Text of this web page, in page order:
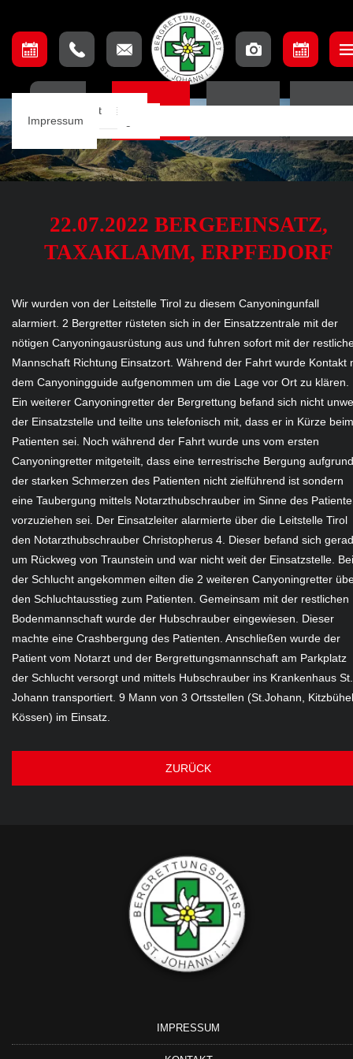
Einsätze
Einsatzbeschreibung
Einsatzkarte
Mannschaft
Ausbildungsteam
Aufnahmebedingungen
Lage & Anfahrt
Impressum
22.07.2022 BERGEEINSATZ,
TAXAKLAMM, ERPFEDORF
Wir wurden von der Leitstelle Tirol zu diesem Canyoningunfall
alarmiert. 2 Bergretter rüsteten sich in der Einsatzzentrale mit der
nötigen Canyoningausrüstung aus und fuhren sofort mit der
Mannschaft Richtung Einsatzort. Während der Fahrt wurde Kontakt
dem Canyoningguide aufgenommen um die Lage vor Ort zu klären.
Ein weiterer Canyoningretter der Bergrettung befand sich nicht
der Einsatzstelle und teilte uns telefonisch mit, dass er in Kürze beim
Patienten sei. Noch während der Fahrt wurde uns vom ersten
Canyoningretter mitgeteilt, dass eine terrestrische Bergung aufgrund
der starken Schmerzen des Patienten nicht zielführend ist sondern
eine Taubergung mittels Notarzthubschrauber im Sinne des
vorzuziehen sei. Der Einsatzleiter alarmierte über die Leitstelle Tirol
den Notarzthubschrauber Christopherus 4. Dieser befand sich
um Rückweg von Traunstein und war nicht weit der Einsatzstelle. Bei
der Schlucht angekommen eilten die 2 weiteren Canyoningretter
den Schluchtausstieg zum Patienten. Gemeinsam mit der restlichen
Bodenmannschaft wurde der Hubschrauber eingewiesen. Dieser
machte eine Crashbergung des Patienten. Anschließen wurde der
Patient vom Notarzt und der Bergrettungsmannschaft am Parkplatz
der Schlucht versorgt und mittels Hubschrauber ins Krankenhaus St.
Johann transportiert. 9 Mann von 3 Ortsstellen (St.Johann,
Kössen) im Einsatz.
ZURÜCK
IMPRESSUM